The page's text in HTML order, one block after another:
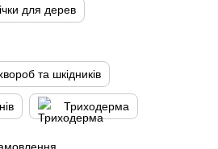
для дерев
та шкідників
Триходерма